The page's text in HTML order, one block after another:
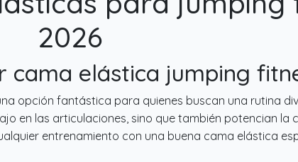
2026
cama elástica jumping
opción fantástica para quienes buscan una rutina
en las articulaciones, sino que también potencian la
entrenamiento con una buena cama elástica